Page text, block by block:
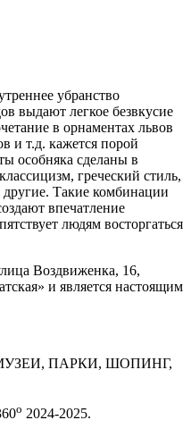
убранство
выдают легкое безвкусие
в орнаментах львов
и т.д. кажется порой
особняка сделаны в
греческий стиль,
Такие комбинации
впечатление
людям восторгаться
Воздвиженка, 16,
и является настоящим
ПАРКИ, ШОПИНГ,
o 2024-2025.